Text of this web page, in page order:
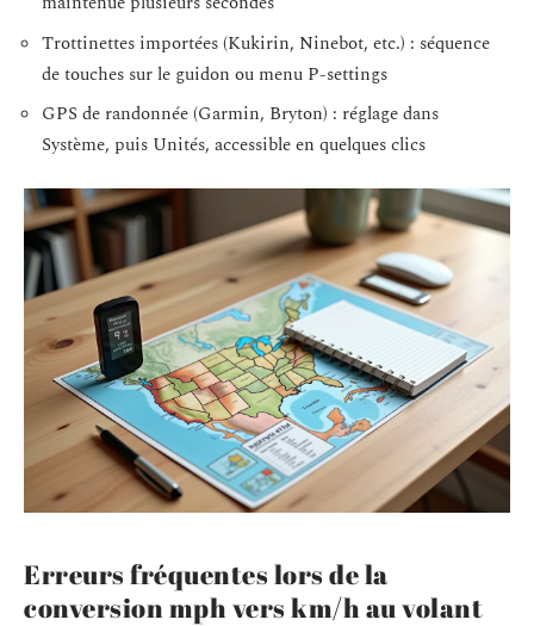
Trottinettes importées (Kukirin, Ninebot, etc.) : séquence
de touches sur le guidon ou menu P-settings
GPS de randonnée (Garmin, Bryton) : réglage dans
Système, puis Unités, accessible en quelques clics
Erreurs fréquentes lors de la
conversion mph vers km/h au volant